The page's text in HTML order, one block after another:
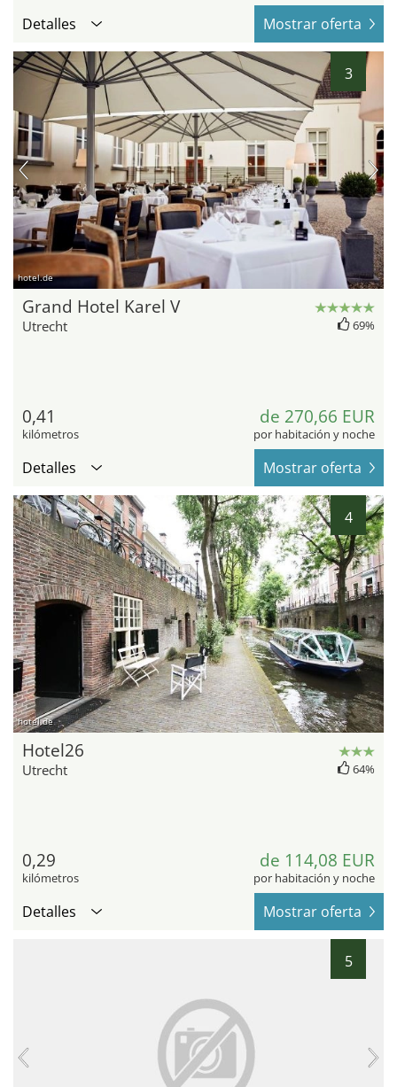
Detalles Mostrar oferta
3
hotel.de
Grand Hotel Karel V
Utrecht 69%
0,41
kilómetros
de 270,66 EUR
por habitación y noche
Detalles Mostrar oferta
4
hotel.de
Hotel26
Utrecht 64%
0,29
kilómetros
de 114,08 EUR
por habitación y noche
Detalles Mostrar oferta
5